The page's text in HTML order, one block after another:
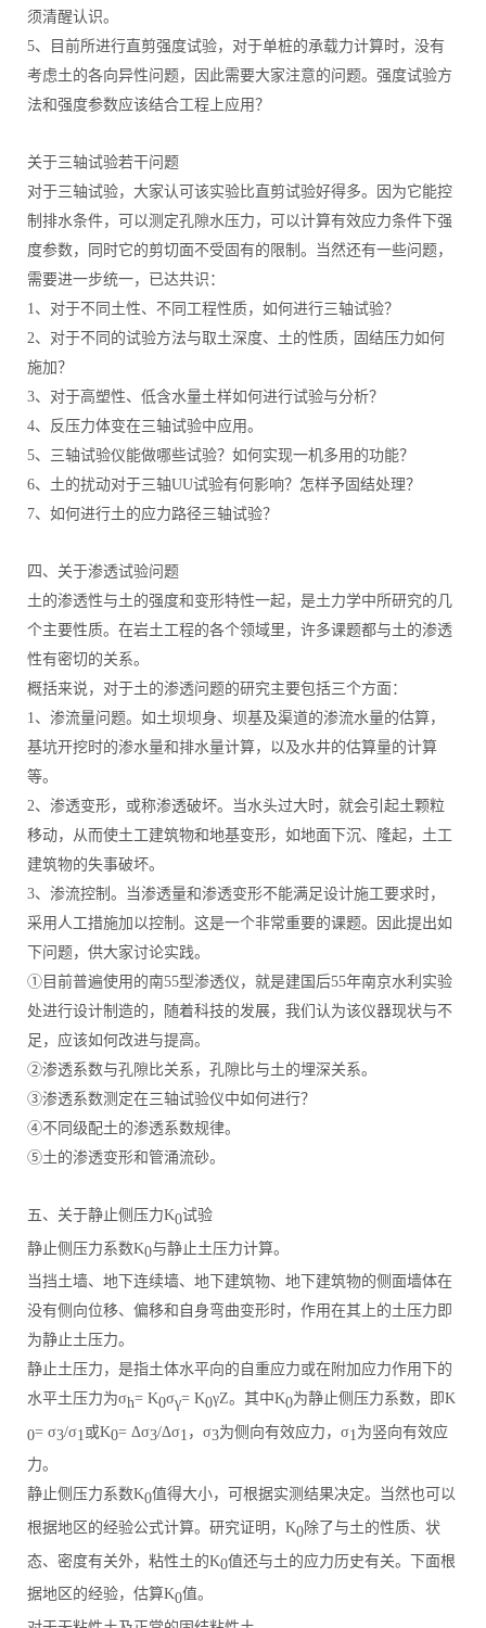
须清醒认识。
5、目前所进行直剪强度试验，对于单桩的承载力计算时，没有
考虑土的各向异性问题，因此需要大家注意的问题。强度试验方
法和强度参数应该结合工程上应用？
关于三轴试验若干问题
对于三轴试验，大家认可该实验比直剪试验好得多。因为它能控
制排水条件，可以测定孔隙水压力，可以计算有效应力条件下强
度参数，同时它的剪切面不受固有的限制。当然还有一些问题，
需要进一步统一，已达共识：
1、对于不同土性、不同工程性质，如何进行三轴试验？
2、对于不同的试验方法与取土深度、土的性质，固结压力如何
施加？
3、对于高塑性、低含水量土样如何进行试验与分析？
4、反压力体变在三轴试验中应用。
5、三轴试验仪能做哪些试验？如何实现一机多用的功能？
6、土的扰动对于三轴UU试验有何影响？怎样予固结处理？
7、如何进行土的应力路径三轴试验？
四、关于渗透试验问题
土的渗透性与土的强度和变形特性一起，是土力学中所研究的几
个主要性质。在岩土工程的各个领域里，许多课题都与土的渗透
性有密切的关系。
概括来说，对于土的渗透问题的研究主要包括三个方面：
1、渗流量问题。如土坝坝身、坝基及渠道的渗流水量的估算，
基坑开挖时的渗水量和排水量计算，以及水井的估算量的计算
等。
2、渗透变形，或称渗透破坏。当水头过大时，就会引起土颗粒
移动，从而使土工建筑物和地基变形，如地面下沉、隆起，土工
建筑物的失事破坏。
3、渗流控制。当渗透量和渗透变形不能满足设计施工要求时，
采用人工措施加以控制。这是一个非常重要的课题。因此提出如
下问题，供大家讨论实践。
①目前普遍使用的南55型渗透仪，就是建国后55年南京水利实验
处进行设计制造的，随着科技的发展，我们认为该仪器现状与不
足，应该如何改进与提高。
②渗透系数与孔隙比关系，孔隙比与土的埋深关系。
③渗透系数测定在三轴试验仪中如何进行？
④不同级配土的渗透系数规律。
⑤土的渗透变形和管涌流砂。
五、关于静止侧压力K0试验
静止侧压力系数K0与静止土压力计算。
当挡土墙、地下连续墙、地下建筑物、地下建筑物的侧面墙体在
没有侧向位移、偏移和自身弯曲变形时，作用在其上的土压力即
为静止土压力。
静止土压力，是指土体水平向的自重应力或在附加应力作用下的
水平土压力为σh= K0σγ= K0γZ。其中K0为静止侧压力系数，即K
0= σ3/σ1或K0= Δσ3/Δσ1 ，σ3为侧向有效应力，σ1为竖向有效应
力。
静止侧压力系数K0值得大小，可根据实测结果决定。当然也可以
根据地区的经验公式计算。研究证明，K0除了与土的性质、状
态、密度有关外，粘性土的K0值还与土的应力历史有关。下面根
据地区的经验，估算K0值。